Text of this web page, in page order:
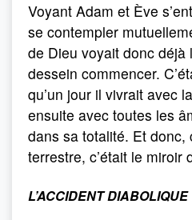
Voyant Adam et Ève
se contempler
de Dieu voyait donc déjà
dessein commencer.
qu’un jour il vivrait avec
ensuite avec toutes les
dans sa totalité. Et donc,
terrestre, c’était le miroir
L’ACCIDENT DIABOLIQUE